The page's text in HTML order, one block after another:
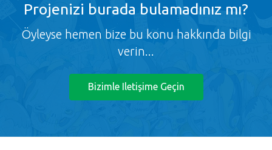
Projenizi burada bulamadınız mı?
Öyleyse hemen bize bu konu hakkında bilgi
verin...
Bizimle Iletişime Geçin